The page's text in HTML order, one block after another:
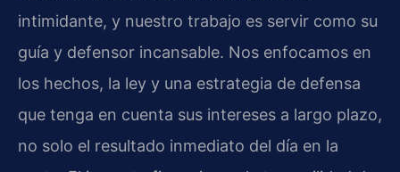
intimidante, y nuestro trabajo es servir como su
guía y defensor incansable. Nos enfocamos en
los hechos, la ley y una estrategia de defensa
que tenga en cuenta sus intereses a largo plazo,
no solo el resultado inmediato del día en la